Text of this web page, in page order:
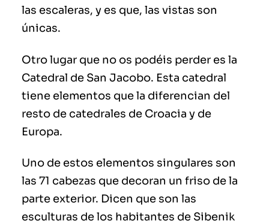
las escaleras, y es que, las vistas son
únicas.
Otro lugar que no os podéis perder es la
Catedral de San Jacobo. Esta catedral
tiene elementos que la diferencian del
resto de catedrales de Croacia y de
Europa.
Uno de estos elementos singulares son
las 71 cabezas que decoran un friso de la
parte exterior. Dicen que son las
esculturas de los habitantes de Sibenik